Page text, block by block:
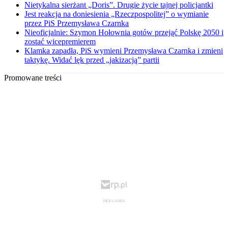
Nietykalna sierżant „Doris”. Drugie życie tajnej policjantki
Jest reakcja na doniesienia „Rzeczpospolitej” o wymianie
przez PiS Przemysława Czarnka
Nieoficjalnie: Szymon Hołownia gotów przejąć Polskę 2050 i
zostać wicepremierem
Klamka zapadła, PiS wymieni Przemysława Czarnka i zmieni
taktykę. Widać lęk przed „jakizacją” partii
Promowane treści